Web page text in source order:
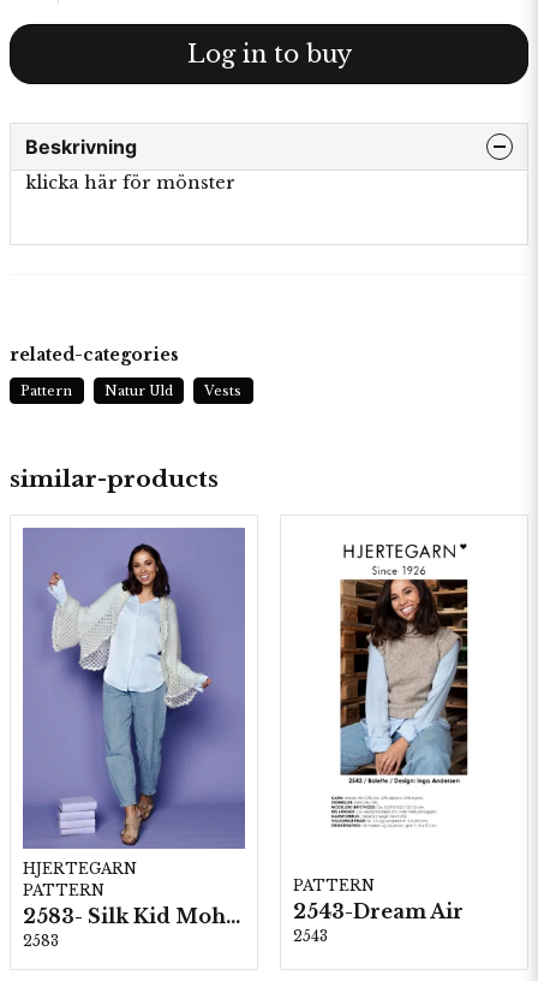
Log in to buy
Beskrivning
klicka här för mönster
similar-products
HJERTEGARN
PATTERN
2583- Silk Kid Mohair
2583
PATTERN
2543-Dream Air
2543
related-categories
Pattern Natur Uld Vests